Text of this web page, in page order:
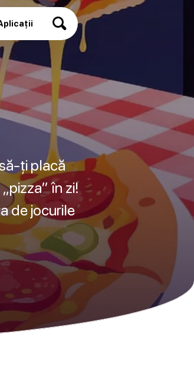
ți placă
în zi!
de jocurile